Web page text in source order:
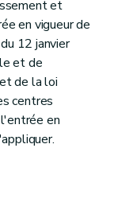
et
en vigueur de
12 janvier
et de
de la loi
centres
en